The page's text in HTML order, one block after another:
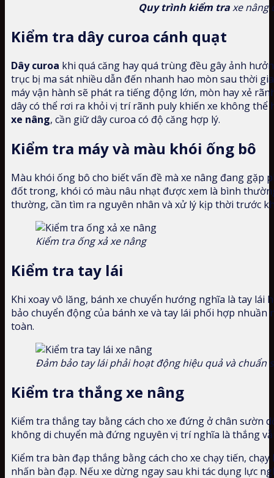
Quy trình kiểm traxe nâng
Kiểm tra dây curoa cánh quạt
Dây curoa khi quá căng hay quá trùng đều gây ảnh
trục bị ma sát nhiều dẫn đến nhanh hao mòn sau thời
máy vận hành sẽ phát ra tiếng động lớn, mòn hay xẻ
dây có thể rơi ra khỏi vị trí rãnh puly khiến xe không
xe nâng, cần giữ dây curoa có độ căng hợp lý.
Kiểm tra máy và màu khói ống bô
Màu khói ống bô cho biết vấn đề mà xe nâng đang gặp
đốt trong, khói có màu nâu nhạt được xem là bình
thường, cần tìm ra nguyên nhân và xử lý kịp thời trước
Kiểm tra ống xả xe nâng
Kiểm tra tay lái
Khi xoay vô lăng, bánh xe chuyển hướng nghĩa là tay lái
bảo chuyển động của bánh xe và tay lái phối hợp nhuần
toàn.
Đảm bảo tay lái phải hoạt động hiệu quả và chuẩn
Kiểm tra thắng xe nâng
Kiểm tra thắng tay bằng cách cho xe đứng ở chân sườn
không di chuyển mà đứng nguyên vị trí nghĩa là thắng
Kiểm tra bàn đạp thắng bằng cách cho xe chạy tiến,
nhấn bàn đạp. Nếu xe dừng ngay sau khi tác dụng lực